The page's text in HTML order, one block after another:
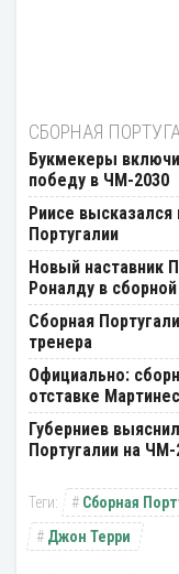
СБОРНАЯ
Букмекеры
победу в ЧМ-2030
Риисе высказался
Португалии
Новый наставник
Роналду в сборной
Сборная
тренера
Официально:
отставке
Губерниев
Португалии на ЧМ-
Сборная
Джон Терри